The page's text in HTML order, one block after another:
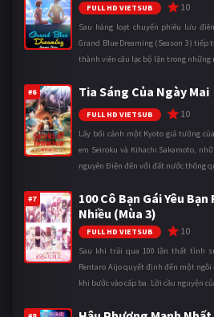
FULL HD VIETSUB 10
Sau hàng loạt chuyến phiêu lưu
Grand Blue Dreaming (Season 3) tiếp
thành viên câu lạc bộ lặn trong những
#6 Tia Sáng Của Ngày Mai
FULL HD VIETSUB 10
Lấy bối cảnh một Kyoto giả tưởng
em Seiroku và Kihachi Sakamoto,
nguyên Điện đến với đất nước thông
#7
100 Cô Bạn Gái Yêu
Nhiều (Mùa 3)
FULL HD VIETSUB 10
Sau khi trải qua 100 lần thất tình
Rentaro Aijo quyết định đến một
khi bước vào cấp ba. Lời cầu nguyện